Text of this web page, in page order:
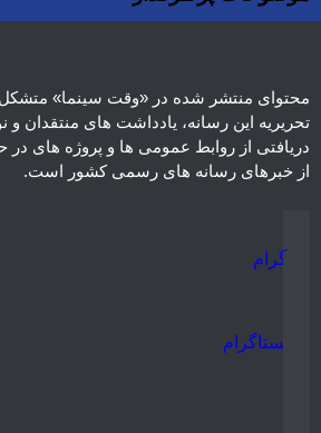
محتوای منتشر شده در «وقت سینما»
تحریریه این رسانه، یادداشت های منتقدان و
دریافتی از روابط عمومی ها و پروژه های در
از خبرهای رسانه های رسمی کشور است.
تلگرام
اینستاگرام